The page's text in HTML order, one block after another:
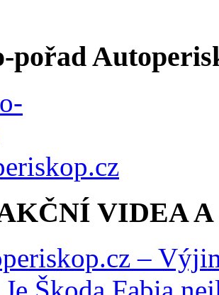
pořad
VIDEA A